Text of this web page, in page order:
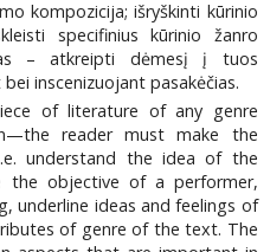
kompozicija; išryškinti kūrinio
specifinius kūrinio žanro
– atkreipti dėmesį į tuos
inscenizuojant pasakėčias.
of literature of any genre
reader must make the
understand the idea of the
the objective of a performer,
underline ideas and feelings of
of genre of the text. The